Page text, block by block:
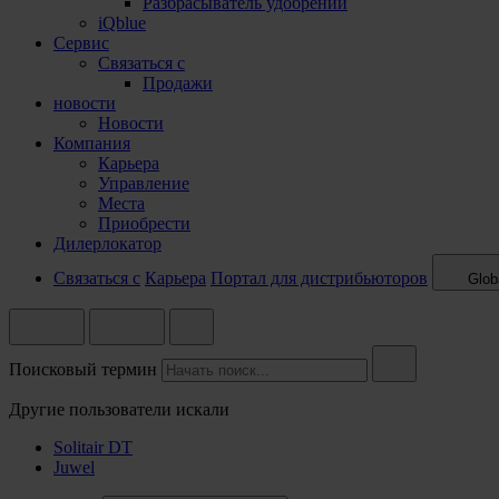
iQblue
Сервис
Связаться с
Продажи
новости
Новости
Компания
Карьера
Управление
Места
Приобрести
Дилерлокатор
Связаться с Карьера Портал для дистрибьюторов
Поисковый термин
Другие пользователи искали
Solitair DT
Juwel